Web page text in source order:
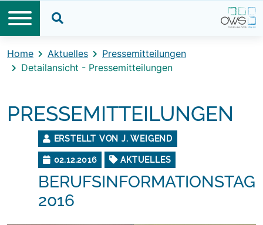
Home Aktuelles
Pressemitteilungen
Detailansicht - Pressemitteilungen
PRESSEMITTEILUNGEN
ERSTELLT VON J. WEIGEND
02.12.2016 AKTUELLES
BERUFSINFORMATIONSTAG
2016